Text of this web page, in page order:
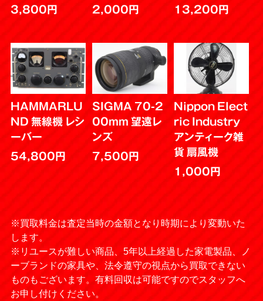
3,800円
2,000円
13,200円
HAMMARLU
ND 無線機 レシ
ーバー
54,800円
SIGMA 70-2
00mm 望遠レ
ンズ
7,500円
Nippon Elect
ric Industry
アンティーク雑
貨 扇風機
1,000円
※買取料金は査定当時の金額となり時期により変動いた
します。
※リユースが難しい商品、5年以上経過した家電製品、ノ
ーブランドの家具や、法令遵守の視点から買取できない
ものもございます。有料回収は可能ですのでスタッフへ
お申し付けください。